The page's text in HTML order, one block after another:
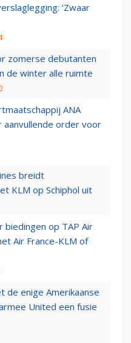
‘Zwaar
zomerse debutanten
de winter alle ruimte
ANA
order voor
breidt
KLM op Schiphol uit
biedingen op TAP Air
Air France-KLM of
de enige Amerikaanse
United een fusie